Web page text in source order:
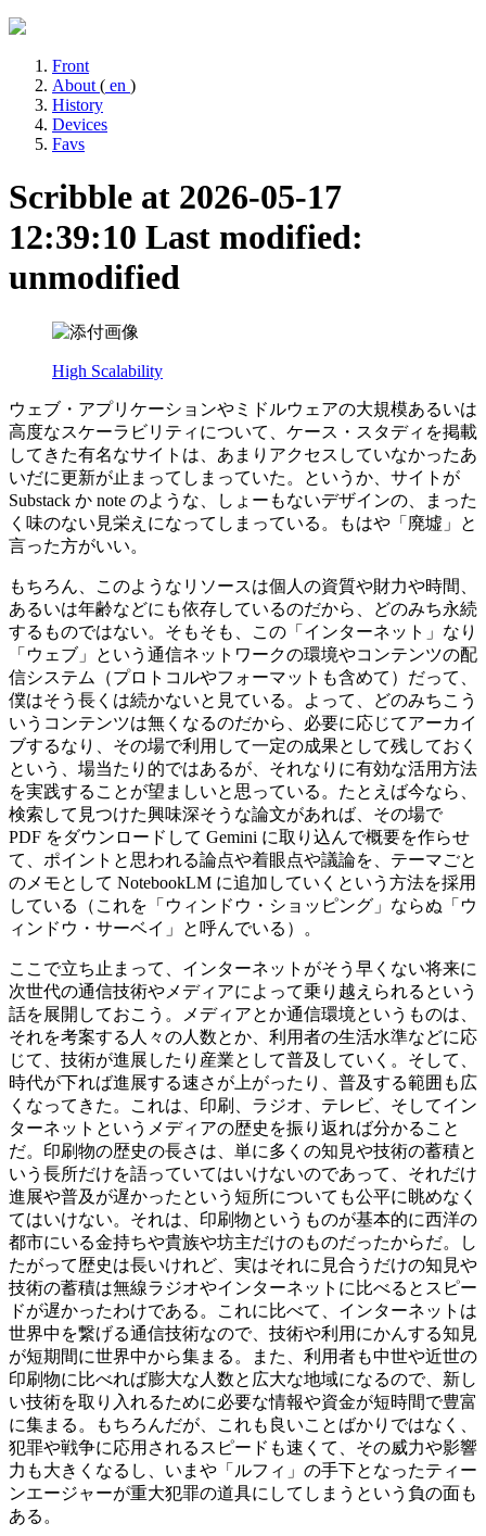
Front
About ( en )
History
Devices
Favs
Scribble at 2026-05-17
12:39:10 Last modified:
unmodified
High Scalability
ウェブ・アプリケーションやミドルウェアの大規模あるいは
高度なスケーラビリティについて、ケース・スタディを掲載
してきた有名なサイトは、あまりアクセスしていなかったあ
いだに更新が止まってしまっていた。というか、サイトが
Substack か note のような、しょーもないデザインの、まった
く味のない見栄えになってしまっている。もはや「廃墟」と
言った方がいい。
もちろん、このようなリソースは個人の資質や財力や時間、
あるいは年齢などにも依存しているのだから、どのみち永続
するものではない。そもそも、この「インターネット」なり
「ウェブ」という通信ネットワークの環境やコンテンツの配
信システム（プロトコルやフォーマットも含めて）だって、
僕はそう長くは続かないと見ている。よって、どのみちこう
いうコンテンツは無くなるのだから、必要に応じてアーカイ
ブするなり、その場で利用して一定の成果として残しておく
という、場当たり的ではあるが、それなりに有効な活用方法
を実践することが望ましいと思っている。たとえば今なら、
検索して見つけた興味深そうな論文があれば、その場で
PDF をダウンロードして Gemini に取り込んで概要を作らせ
て、ポイントと思われる論点や着眼点や議論を、テーマごと
のメモとして NotebookLM に追加していくという方法を採用
している（これを「ウィンドウ・ショッピング」ならぬ「ウ
ィンドウ・サーベイ」と呼んでいる）。
ここで立ち止まって、インターネットがそう早くない将来に
次世代の通信技術やメディアによって乗り越えられるという
話を展開しておこう。メディアとか通信環境というものは、
それを考案する人々の人数とか、利用者の生活水準などに応
じて、技術が進展したり産業として普及していく。そして、
時代が下れば進展する速さが上がったり、普及する範囲も広
くなってきた。これは、印刷、ラジオ、テレビ、そしてイン
ターネットというメディアの歴史を振り返れば分かること
だ。印刷物の歴史の長さは、単に多くの知見や技術の蓄積と
いう長所だけを語っていてはいけないのであって、それだけ
進展や普及が遅かったという短所についても公平に眺めなく
てはいけない。それは、印刷物というものが基本的に西洋の
都市にいる金持ちや貴族や坊主だけのものだったからだ。し
たがって歴史は長いけれど、実はそれに見合うだけの知見や
技術の蓄積は無線ラジオやインターネットに比べるとスピー
ドが遅かったわけである。これに比べて、インターネットは
世界中を繋げる通信技術なので、技術や利用にかんする知見
が短期間に世界中から集まる。また、利用者も中世や近世の
印刷物に比べれば膨大な人数と広大な地域になるので、新し
い技術を取り入れるために必要な情報や資金が短時間で豊富
に集まる。もちろんだが、これも良いことばかりではなく、
犯罪や戦争に応用されるスピードも速くて、その威力や影響
力も大きくなるし、いまや「ルフィ」の手下となったティー
ンエージャーが重大犯罪の道具にしてしまうという負の面も
ある。